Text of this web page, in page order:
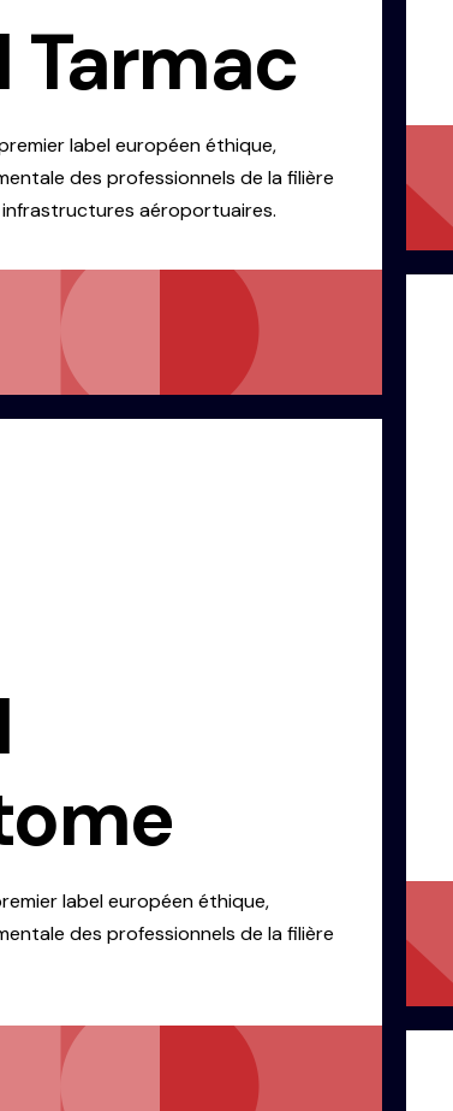
Tarmac
label européen éthique,
des professionnels de la filière
aéroportuaires.
label européen éthique,
des professionnels de la filière